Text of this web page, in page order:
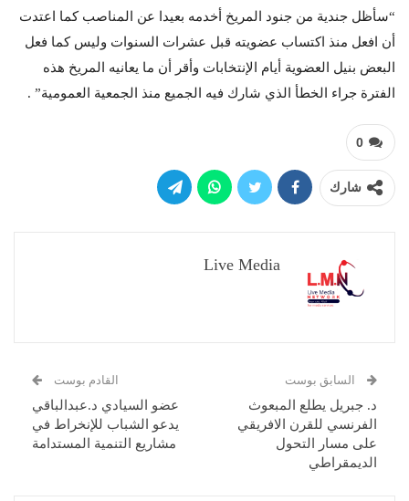
“سأظل جندية من جنود المريخ أخدمه بعيدا عن المناصب كما اعتدت
أن افعل منذ اكتساب عضويته قبل عشرات السنوات وليس كما فعل
البعض بنيل العضوية أيام الإنتخابات وأقر أن ما يعانيه المريخ هذه
الفترة جراء الخطأ الذي شارك فيه الجميع منذ الجمعية العمومية” .
0
شارك
Live Media
السابق بوست
د. جبريل يطلع المبعوث
الفرنسي للقرن الافريقي
على مسار التحول
الديمقراطي
القادم بوست
عضو السيادي د.عبدالباقي
يدعو الشباب للإنخراط في
مشاريع التنمية المستدامة